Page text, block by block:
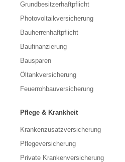
Grundbesitzerhaftpflicht
Photovoltaikversicherung
Bauherrenhaftpflicht
Baufinanzierung
Bausparen
Öltankversicherung
Feuerrohbauversicherung
Pflege & Krankheit
Krankenzusatzversicherung
Pflegeversicherung
Private Krankenversicherung